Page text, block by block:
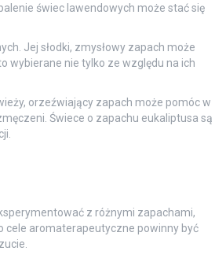
świec lawendowych może stać się
Jej słodki, zmysłowy zapach może
wybierane nie tylko ze względu na ich
orzeźwiający zapach może pomóc w
Świece o zapachu eukaliptusa są
z różnymi zapachami,
cele aromaterapeutyczne powinny być